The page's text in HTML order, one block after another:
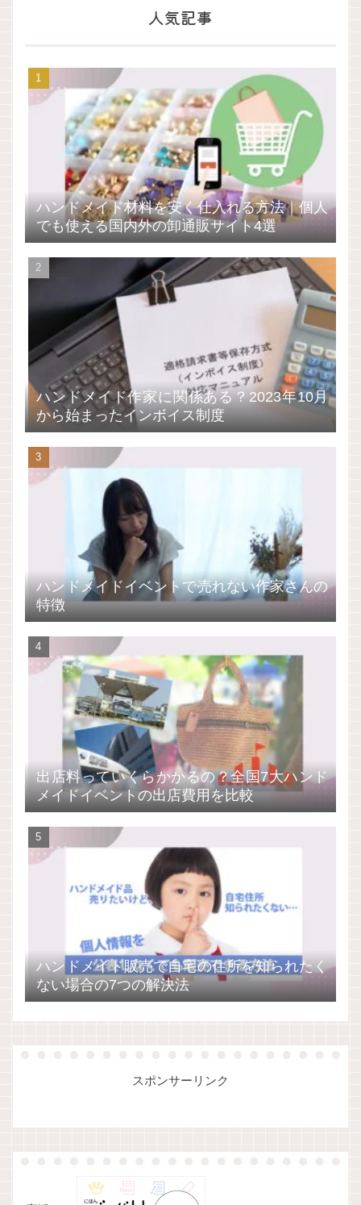
人気記事
ハンドメイド材料を安く仕入れる方法｜個人
でも使える国内外の卸通販サイト4選
ハンドメイド作家に関係ある？2023年10月
から始まったインボイス制度
ハンドメイドイベントで売れない作家さんの
特徴
出店料っていくらかかるの？全国7大ハンド
メイドイベントの出店費用を比較
ハンドメイド販売で自宅の住所を知られたく
ない場合の7つの解決法
スポンサーリンク